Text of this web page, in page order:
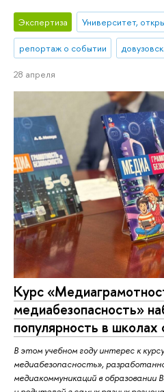
Экспертиза Университет,
репортаж о событии
28 апреля
Курс
медиабезопасность»
популярность в школах
В этом учебном году интерес к
медиабезопасность»,
медиакоммуникаций в